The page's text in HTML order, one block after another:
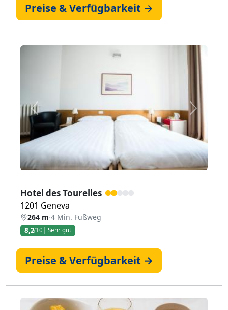
Preise & Verfügbarkeit →
Zurück Weiter
Hotel des Tourelles
1201 Geneva
264 m·4 Min. Fußweg
8,2/10 Sehr gut
Preise & Verfügbarkeit →